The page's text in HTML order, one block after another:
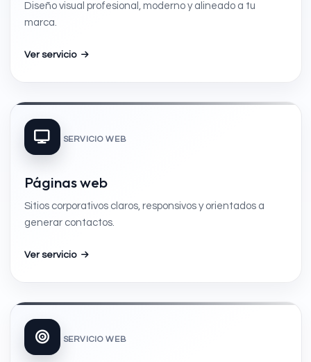
Diseño visual profesional, moderno y alineado a tu
marca.
Ver servicio
SERVICIO WEB
Páginas web
Sitios corporativos claros, responsivos y orientados a
generar contactos.
Ver servicio
SERVICIO WEB